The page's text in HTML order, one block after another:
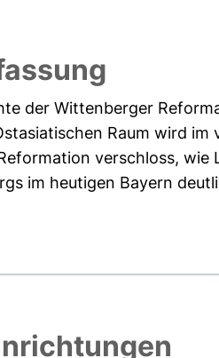
der Wittenberger
Raum wird
verschloss,
im heutigen Bayern